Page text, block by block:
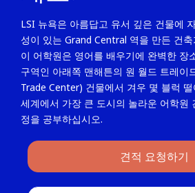
LSI 뉴욕은 아름답고 유서 깊은 건물에
성이 있는 Grand Central 역을 만든 건
이 어학원은 영어를 배우기에 완벽한 장
구역인 아래쪽 맨해튼의 원 월드 트레이
Trade Center) 건물에서 겨우 몇 블럭
세계에서 가장 큰 도시의 놀라운 어학원
정을 공부하십시오.
견적 요청하기